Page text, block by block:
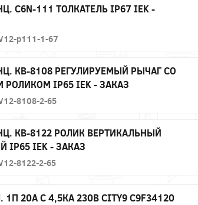
C6N-111 ТОЛКАТЕЛЬ IP67 IEK -
p111-1-67
КВ-8108 РЕГУЛИРУЕМЫЙ РЫЧАГ СО
IP65 IEK - ЗАКАЗ
8108-2-65
КВ-8122 РОЛИК ВЕРТИКАЛЬНЫЙ
IP65 IEK - ЗАКАЗ
8122-2-65
20А С 4,5КА 230В CITY9 C9F34120